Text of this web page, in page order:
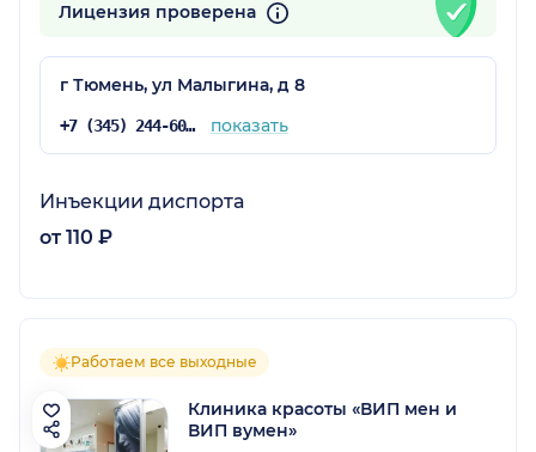
Лицензия проверена
г Тюмень, ул Малыгина, д 8
+7 (345) 244-60-00 показать
Инъекции диспорта
от 110 ₽
Работаем все выходные
Клиника красоты «ВИП мен и
ВИП вумен»